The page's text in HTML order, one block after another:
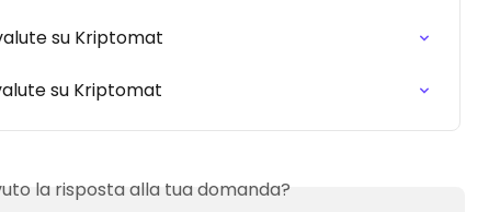
su Kriptomat
su Kriptomat
la risposta alla tua domanda?